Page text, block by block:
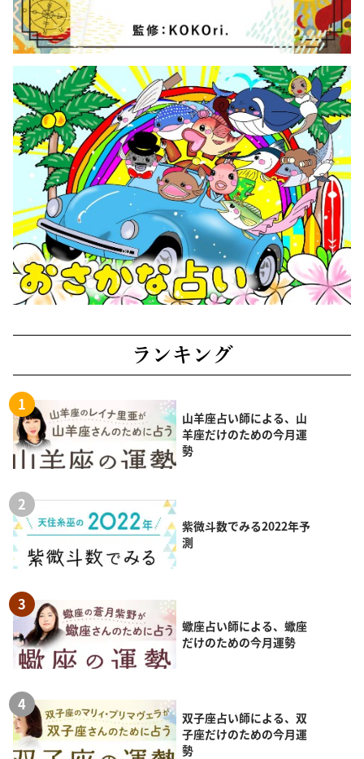
ランキング
山羊座占い師による、山
羊座だけのための今月運
勢
紫微斗数でみる2022年予
測
蠍座占い師による、蠍座
だけのための今月運勢
双子座占い師による、双
子座だけのための今月運
勢